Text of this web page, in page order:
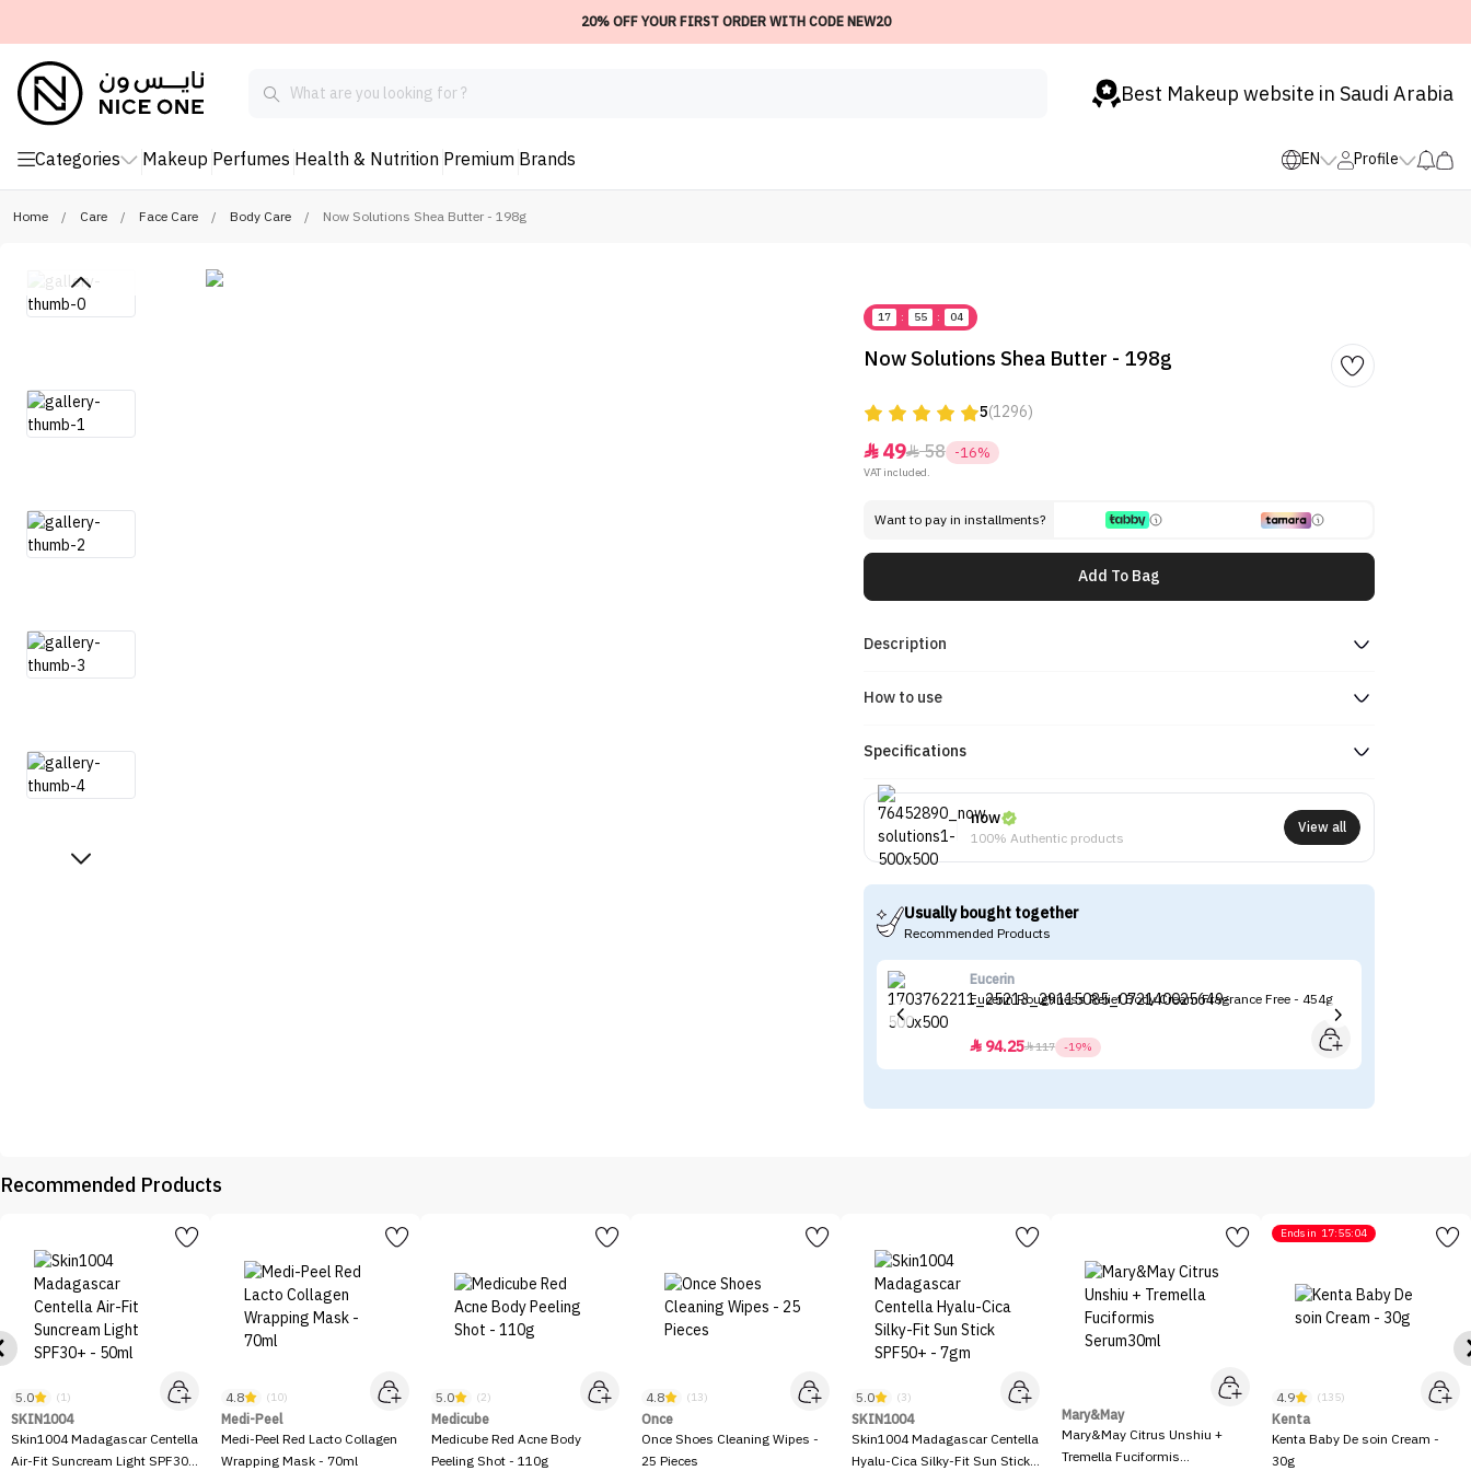
20% OFF YOUR FIRST ORDER WITH CODE NEW20
Best Makeup website in Saudi Arabia
Categories Makeup Perfumes Health & Nutrition Premium Brands EN Profile
Home / Care / Face Care / Body Care / Now Solutions Shea Butter - 198g
17 : 55 : 04
Now Solutions Shea Butter - 198g
5(1296)
4958 -16%
VAT included.
Want to pay in installments?
Add To Bag
Description
How to use
Specifications
now
100% Authentic products
View all
Usually bought together
Recommended Products
Eucerin
Eucerin Roughness Relief Body Cream Fragrance Free - 454g
94.25117 -19%
Recommended Products
5.0 (1)
SKIN1004
Skin1004 Madagascar Centella
Air-Fit Suncream Light SPF30+
4.8 (10)
Medi-Peel
Medi-Peel Red Lacto Collagen
Wrapping Mask - 70ml
5.0 (2)
Medicube
Medicube Red Acne Body
Peeling Shot - 110g
4.8 (13)
Once
Once Shoes Cleaning Wipes -
25 Pieces
5.0 (3)
SKIN1004
Skin1004 Madagascar Centella
Hyalu-Cica Silky-Fit Sun Stick
Mary&May
Mary&May Citrus Unshiu +
Tremella Fuciformis
Ends in 17:55:04
4.9 (135)
Kenta
Kenta Baby De soin Cream -
30g